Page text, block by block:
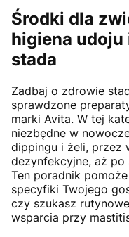
Środki dla
higiena udoju
stada
Zadbaj o zdrowie
sprawdzone
marki Avita. W tej
niezbędne w
dippingu i żeli, przez
dezynfekcyjne, aż
Ten poradnik
specyfiki Twojego
czy szukasz
wsparcia przy